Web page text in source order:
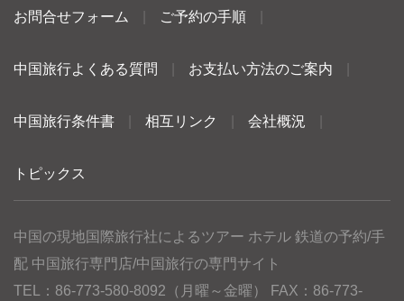
お問合せフォーム ご予約の手順
中国旅行よくある質問 お支払い方法のご案内
中国旅行条件書 相互リンク 会社概況
トピックス
中国の現地国際旅行社によるツアー ホテル 鉄道の予約/手
配 中国旅行専門店/中国旅行の専門サイト
TEL：86-773-580-8092（月曜～金曜） FAX：86-773-